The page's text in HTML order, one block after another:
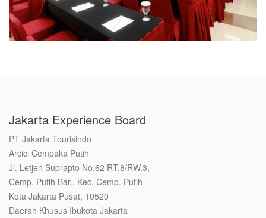
Jakarta Experience Board
PT Jakarta Tourisindo
Arcici Cempaka Putih
Jl. Letjen Suprapto No.62 RT.8/RW.3,
Cemp. Putih Bar., Kec. Cemp. Putih
Kota Jakarta Pusat, 10520
Daerah Khusus Ibukota Jakarta